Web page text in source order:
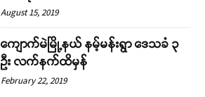
August 15, 2019
ကျောက်မဲမြို့နယ် နမ့်မန်းရွာ ဒေသခံ ၃
ဦး လက်နက်ထိမှန်
February 22, 2019